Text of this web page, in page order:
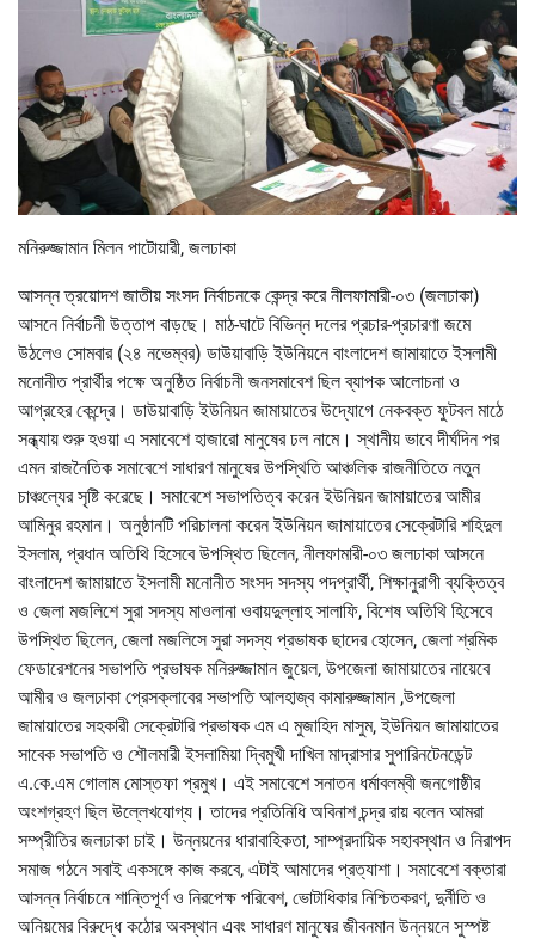
মনিরুজ্জামান মিলন পাটোয়ারী, জলঢাকা
আসন্ন ত্রয়োদশ জাতীয় সংসদ নির্বাচনকে কেন্দ্র করে নীলফামারী-০৩ (জলঢাকা)
আসনে নির্বাচনী উত্তাপ বাড়ছে। মাঠ-ঘাটে বিভিন্ন দলের প্রচার-প্রচারণা জমে
উঠলেও সোমবার (২৪ নভেম্বর) ডাউয়াবাড়ি ইউনিয়নে বাংলাদেশ জামায়াতে ইসলামী
মনোনীত প্রার্থীর পক্ষে অনুষ্ঠিত নির্বাচনী জনসমাবেশ ছিল ব্যাপক আলোচনা ও
আগ্রহের কেন্দ্রে। ডাউয়াবাড়ি ইউনিয়ন জামায়াতের উদ্যোগে নেকবক্ত ফুটবল মাঠে
সন্ধ্যায় শুরু হওয়া এ সমাবেশে হাজারো মানুষের ঢল নামে। স্থানীয় ভাবে দীর্ঘদিন পর
এমন রাজনৈতিক সমাবেশে সাধারণ মানুষের উপস্থিতি আঞ্চলিক রাজনীতিতে নতুন
চাঞ্চল্যের সৃষ্টি করেছে। সমাবেশে সভাপতিত্ব করেন ইউনিয়ন জামায়াতের আমীর
আমিনুর রহমান। অনুষ্ঠানটি পরিচালনা করেন ইউনিয়ন জামায়াতের সেক্রেটারি শহিদুল
ইসলাম, প্রধান অতিথি হিসেবে উপস্থিত ছিলেন, নীলফামারী-০৩ জলঢাকা আসনে
বাংলাদেশ জামায়াতে ইসলামী মনোনীত সংসদ সদস্য পদপ্রার্থী, শিক্ষানুরাগী ব্যক্তিত্ব
ও জেলা মজলিশে সুরা সদস্য মাওলানা ওবায়দুল্লাহ সালাফি, বিশেষ অতিথি হিসেবে
উপস্থিত ছিলেন, জেলা মজলিসে সুরা সদস্য প্রভাষক ছাদের হোসেন, জেলা শ্রমিক
ফেডারেশনের সভাপতি প্রভাষক মনিরুজ্জামান জুয়েল, উপজেলা জামায়াতের নায়েবে
আমীর ও জলঢাকা প্রেসক্লাবের সভাপতি আলহাজ্ব কামারুজ্জামান ,উপজেলা
জামায়াতের সহকারী সেক্রেটারি প্রভাষক এম এ মুজাহিদ মাসুম, ইউনিয়ন জামায়াতের
সাবেক সভাপতি ও শৌলমারী ইসলামিয়া দ্বিমুখী দাখিল মাদ্রাসার সুপারিনটেনডেন্ট
এ.কে.এম গোলাম মোস্তফা প্রমুখ। এই সমাবেশে সনাতন ধর্মাবলম্বী জনগোষ্ঠীর
অংশগ্রহণ ছিল উল্লেখযোগ্য। তাদের প্রতিনিধি অবিনাশ চন্দ্র রায় বলেন আমরা
সম্প্রীতির জলঢাকা চাই। উন্নয়নের ধারাবাহিকতা, সাম্প্রদায়িক সহাবস্থান ও নিরাপদ
সমাজ গঠনে সবাই একসঙ্গে কাজ করবে, এটাই আমাদের প্রত্যাশা। সমাবেশে বক্তারা
আসন্ন নির্বাচনে শান্তিপূর্ণ ও নিরপেক্ষ পরিবেশ, ভোটাধিকার নিশ্চিতকরণ, দুর্নীতি ও
অনিয়মের বিরুদ্ধে কঠোর অবস্থান এবং সাধারণ মানুষের জীবনমান উন্নয়নে সুস্পষ্ট